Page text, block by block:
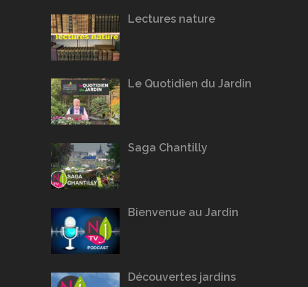
Lectures nature
Le Quotidien du Jardin
Saga Chantilly
Bienvenue au Jardin
Découvertes jardins